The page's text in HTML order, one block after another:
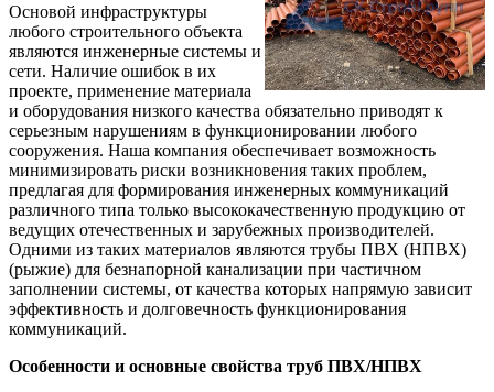
Основой инфраструктуры
любого строительного объекта
являются инженерные системы и
сети. Наличие ошибок в их
проекте, применение материала
и оборудования низкого качества обязательно приводят к
серьезным нарушениям в функционировании любого
сооружения. Наша компания обеспечивает возможность
минимизировать риски возникновения таких проблем,
предлагая для формирования инженерных коммуникаций
различного типа только высококачественную продукцию от
ведущих отечественных и зарубежных производителей.
Одними из таких материалов являются трубы ПВХ (НПВХ)
(рыжие) для безнапорной канализации при частичном
заполнении системы, от качества которых напрямую зависит
эффективность и долговечность функционирования
коммуникаций.
Особенности и основные свойства труб ПВХ/НПВХ